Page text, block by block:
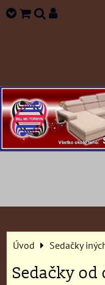
Úvod Sedačky
Sedačky